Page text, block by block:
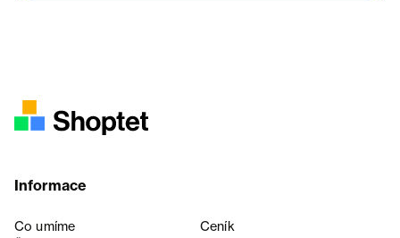
Informace
Co umíme
Ceník